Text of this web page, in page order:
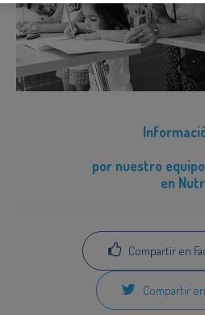
por nuestro
en
Compartir en
Compartir